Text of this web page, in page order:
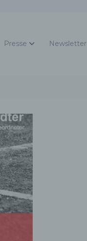
Presse Newsletter